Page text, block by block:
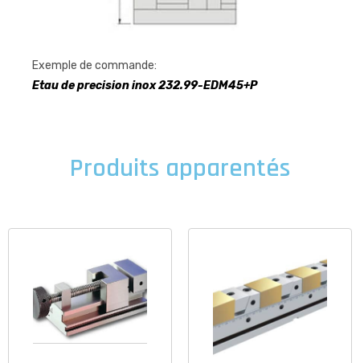
Exemple de commande:
Etau de precision inox 232.99-EDM45+P
Produits apparentés